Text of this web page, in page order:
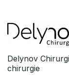
Delynov
chirurgie